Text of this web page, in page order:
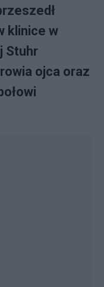
klinice w
Stuhr
ojca oraz